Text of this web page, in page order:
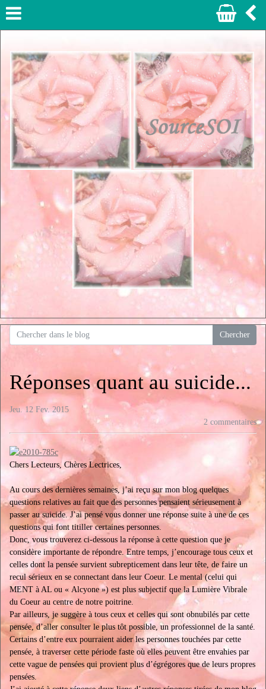
Réponses quant au suicide...
Jeu. 12 Fev. 2015
2 commentaires
Chers Lecteurs, Chères Lectrices,
Au cours des dernières semaines, j’ai reçu sur mon blog quelques
questions relatives au fait que des personnes pensaient sérieusement à
passer au suicide. J’ai pensé vous donner une réponse suite à une de ces
questions qui font titiller certaines personnes.
Donc, vous trouverez ci-dessous la réponse à cette question que je
considère importante de répondre. Entre temps, j’encourage tous ceux et
celles dont la pensée survient subrepticement dans leur tête, de faire un
recul sérieux en se connectant dans leur Coeur. Le mental (celui qui
MENT à AL ou « Alcyone ») est plus subjectif que la Lumière Vibrale
du Coeur au centre de notre poitrine.
Par ailleurs, je suggère à tous ceux et celles qui sont obnubilés par cette
pensée, d’aller consulter le plus tôt possible, un professionnel de la santé.
Certains d’entre eux pourraient aider les personnes touchées par cette
pensée, à traverser cette période faste où elles peuvent être envahies par
cette vague de pensées qui provient plus d’égrégores que de leurs propres
pensées.